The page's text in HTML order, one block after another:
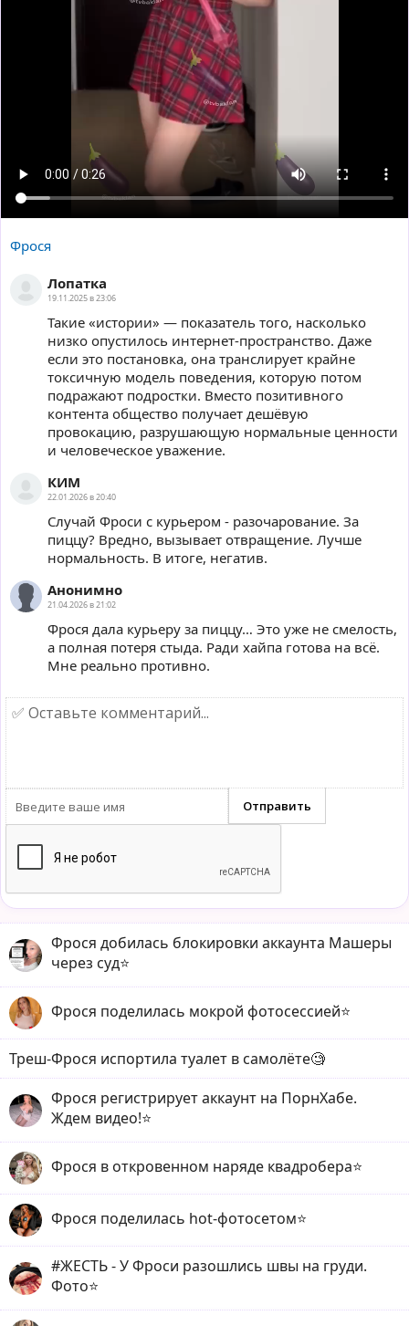
Фрося
Лопатка
19.11.2025 в 23:06
Такие «истории» — показатель того, насколько
низко опустилось интернет-пространство. Даже
если это постановка, она транслирует крайне
токсичную модель поведения, которую потом
подражают подростки. Вместо позитивного
контента общество получает дешёвую
провокацию, разрушающую нормальные ценности
и человеческое уважение.
КИМ
22.01.2026 в 20:40
Случай Фроси с курьером - разочарование. За
пиццу? Вредно, вызывает отвращение. Лучше
нормальность. В итоге, негатив.
Анонимно
21.04.2026 в 21:02
Фрося дала курьеру за пиццу… Это уже не смелость,
а полная потеря стыда. Ради хайпа готова на всё.
Мне реально противно.
Фрося добилась блокировки аккаунта Машеры
через суд⭐️
Фрося поделилась мокрой фотосессией⭐️
Треш-Фрося испортила туалет в самолёте🧐
Фрося регистрирует аккаунт на ПорнХабе.
Ждем видео!⭐️
Фрося в откровенном наряде квадробера⭐️
Фрося поделилась hot-фотосетом⭐️
#ЖЕСТЬ - У Фроси разошлись швы на груди.
Фото⭐️